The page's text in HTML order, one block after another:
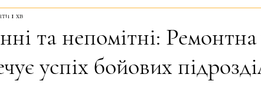
Блог наших бійців
та непомітні:
успіх бойових
1 хв
з 5 зірок.